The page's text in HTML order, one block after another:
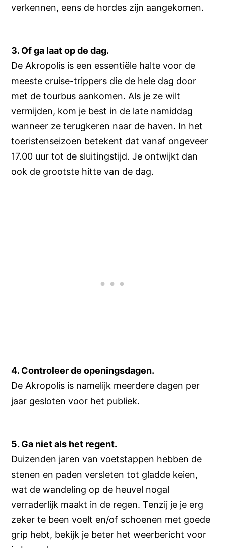
verkennen, eens de hordes zijn aangekomen.
3. Of ga laat op de dag.
De Akropolis is een essentiële halte voor de
meeste cruise-trippers die de hele dag door
met de tourbus aankomen. Als je ze wilt
vermijden, kom je best in de late namiddag
wanneer ze terugkeren naar de haven. In het
toeristenseizoen betekent dat vanaf ongeveer
17.00 uur tot de sluitingstijd. Je ontwijkt dan
ook de grootste hitte van de dag.
4. Controleer de openingsdagen.
De Akropolis is namelijk meerdere dagen per
jaar gesloten voor het publiek.
5. Ga niet als het regent.
Duizenden jaren van voetstappen hebben de
stenen en paden versleten tot gladde keien,
wat de wandeling op de heuvel nogal
verraderlijk maakt in de regen. Tenzij je je erg
zeker te been voelt en/of schoenen met goede
grip hebt, bekijk je beter het weerbericht voor